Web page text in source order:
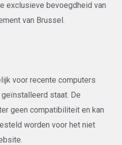
exclusieve bevoegdheid van
van Brussel.
voor recente computers
staat. De
geen compatibiliteit en kan
worden voor het niet